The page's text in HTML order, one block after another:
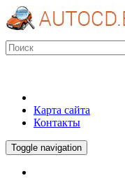
Карта сайта
Контакты
Toggle navigation